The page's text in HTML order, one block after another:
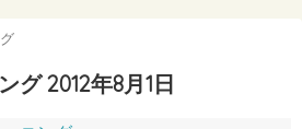
グ 2012年8月1日